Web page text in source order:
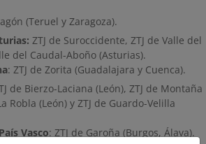
(Teruel y Zaragoza).
ZTJ de Suroccidente, ZTJ de Valle del
del Caudal-Aboño (Asturias).
: ZTJ de Zorita (Guadalajara y Cuenca).
de Bierzo-Laciana (León), ZTJ de Montaña
Robla (León) y ZTJ de Guardo-Velilla
Vasco: ZTJ de Garoña (Burgos, Álava).